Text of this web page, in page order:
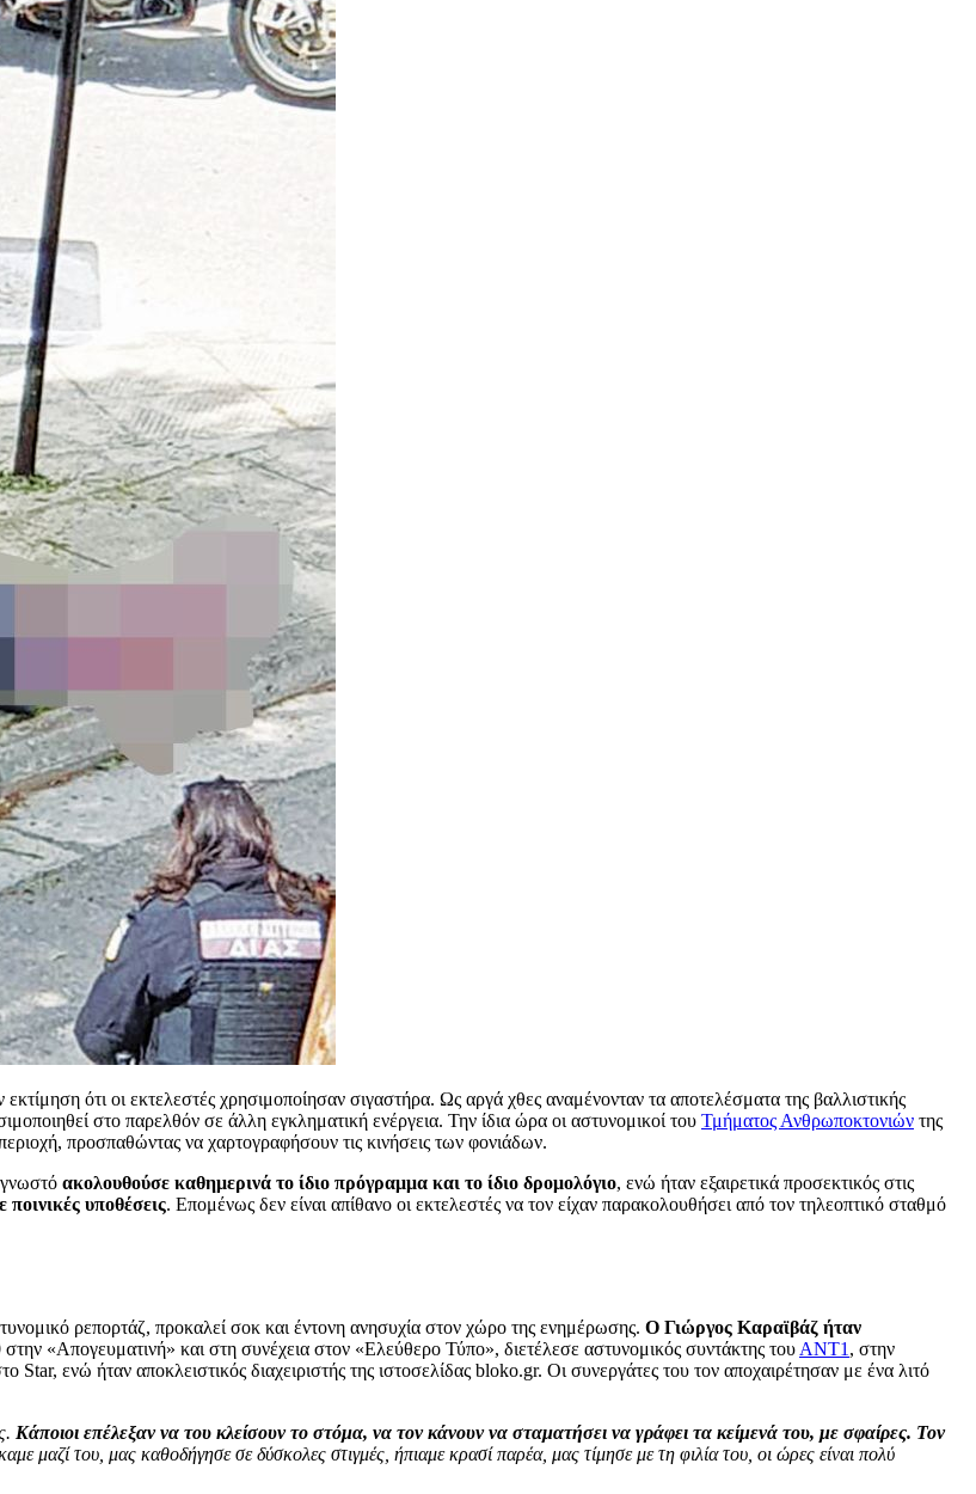
ότι οι εκτελεστές χρησιμοποίησαν σιγαστήρα. Ως αργά χθες αναμένονταν τα αποτελέσματα της βαλλιστικής
στο παρελθόν σε άλλη εγκληματική ενέργεια. Την ίδια ώρα οι αστυνομικοί του Τμήματος Ανθρωποκτονιών της
προσπαθώντας να χαρτογραφήσουν τις κινήσεις των φονιάδων.
γνωστό ακολουθούσε καθημερινά το ίδιο πρόγραμμα και το ίδιο δρομολόγιο, ενώ ήταν εξαιρετικά προσεκτικός στις
ποινικές υποθέσεις. Επομένως δεν είναι απίθανο οι εκτελεστές να τον είχαν παρακολουθήσει από τον τηλεοπτικό σταθμό
ρεπορτάζ, προκαλεί σοκ και έντονη ανησυχία στον χώρο της ενημέρωσης. Ο Γιώργος Καραϊβάζ ήταν
στην «Απογευματινή» και στη συνέχεια στον «Ελεύθερο Τύπο», διετέλεσε αστυνομικός συντάκτης του ΑΝΤ1 , στην
ενώ ήταν αποκλειστικός διαχειριστής της ιστοσελίδας bloko.gr. Οι συνεργάτες του τον αποχαιρέτησαν με ένα λιτό
Κάποιοι επέλεξαν να του κλείσουν το στόμα, να τον κάνουν να σταματήσει να γράφει τα κείμενά του, με σφαίρες. Τον
μαζί του, μας καθοδήγησε σε δύσκολες στιγμές, ήπιαμε κρασί παρέα, μας τίμησε με τη φιλία του, οι ώρες είναι πολύ